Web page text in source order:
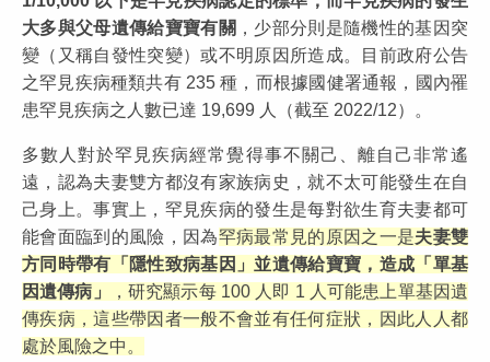
大多與父母遺傳給寶寶有關 ，少部分則是隨機性的基因突
變（又稱自發性突變）或不明原因所造成。目前政府公告
之罕見疾病種類共有 235 種，而根據國健署通報，國內罹
患罕見疾病之人數已達 19,699 人（截至 2022/12）。
多數人對於罕見疾病經常覺得事不關己、離自己非常遙
遠，認為夫妻雙方都沒有家族病史，就不太可能發生在自
己身上。事實上，罕見疾病的發生是每對欲生育夫妻都可
能會面臨到的風險，因為罕病最常見的原因之一是夫妻雙
方同時帶有「隱性致病基因」並遺傳給寶寶，造成「單基
因遺傳病」
，研究顯示每 100 人即 1 人可能患上單基因遺
傳疾病，這些帶因者一般不會並有任何症狀，因此人人都
處於風險之中。